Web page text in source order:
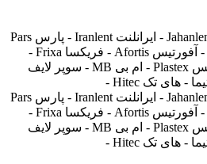
آسیالنت Asilent - جهانلنت Jahanlent - ایرانلنت Iranlent - پارس Pars
- برنتا Brenta - آریتما Aritma - آفورتیس Afortis - فریکسا Frixa -
اسپارتکس Spartex - پلااستکس Plastex - ام بی MB - سوپر لایف
آسیالنت Asilent - جهانلنت Jahanlent - ایرانلنت Iranlent - پارس Pars
- برنتا Brenta - آریتما Aritma - آفورتیس Afortis - فریکسا Frixa -
اسپارتکس Spartex - پلااستکس Plastex - ام بی MB - سوپر لایف